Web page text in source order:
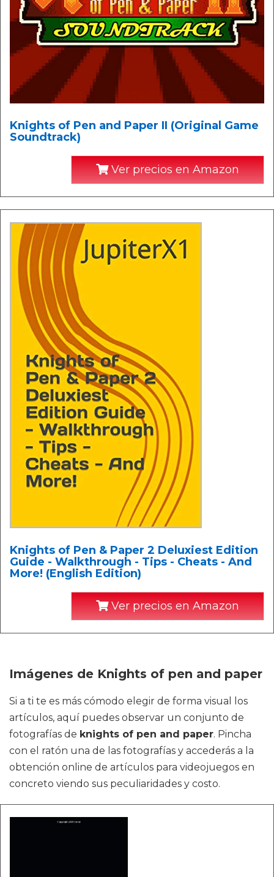
Knights of Pen and Paper II (Original Game
Soundtrack)
Ver precios en Amazon
Knights of Pen & Paper 2 Deluxiest Edition
Guide - Walkthrough - Tips - Cheats - And
More! (English Edition)
Ver precios en Amazon
Imágenes de Knights of pen and paper
Si a ti te es más cómodo elegir de forma visual los
artículos, aquí puedes observar un conjunto de
fotografías de knights of pen and paper. Pincha
con el ratón una de las fotografías y accederás a la
obtención online de artículos para videojuegos en
concreto viendo sus peculiaridades y costo.